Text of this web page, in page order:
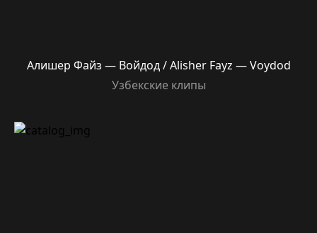
Алишер Файз — Войдод / Alisher Fayz — Voydod
Узбекские клипы